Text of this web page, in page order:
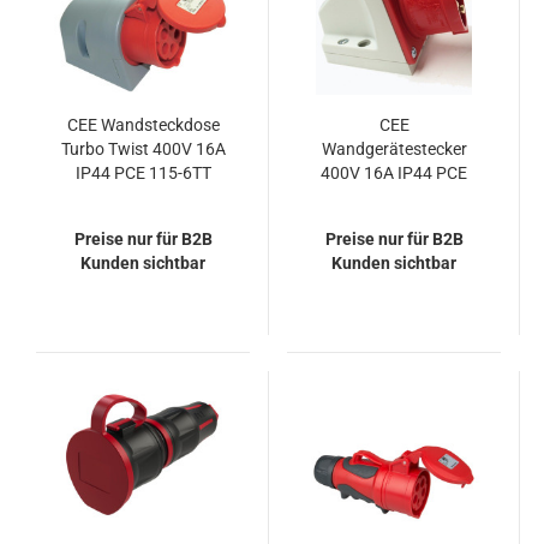
CEE Wandsteckdose
Turbo Twist 400V 16A
IP44 PCE 115-6TT
Preise nur für B2B
Kunden sichtbar
CEE
Wandgerätestecker
400V 16A IP44 PCE
Preise nur für B2B
Kunden sichtbar